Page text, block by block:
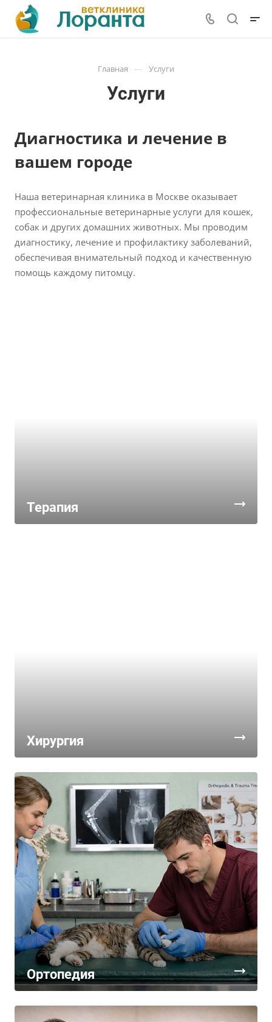
Главная — Услуги
Услуги
Диагностика и лечение в
вашем городе
Наша ветеринарная клиника в Москве оказывает
профессиональные ветеринарные услуги для кошек,
собак и других домашних животных. Мы проводим
диагностику, лечение и профилактику заболеваний,
обеспечивая внимательный подход и качественную
помощь каждому питомцу.
Терапия
Хирургия
Ортопедия